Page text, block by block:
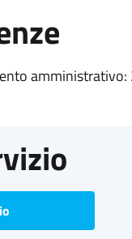
amministrativo: